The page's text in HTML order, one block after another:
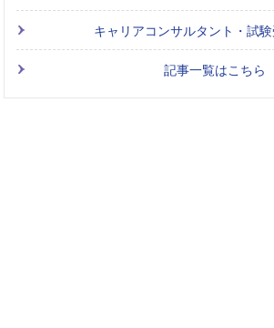
キャリアコンサルタント・試
記事一覧はこちら